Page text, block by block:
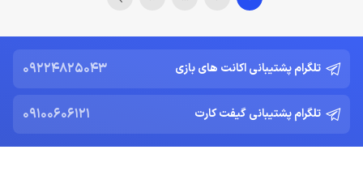
تلگرام پشتیبانی اکانت های بازی 09224825043
تلگرام پشتیبانی گیفت کارت 09100606121